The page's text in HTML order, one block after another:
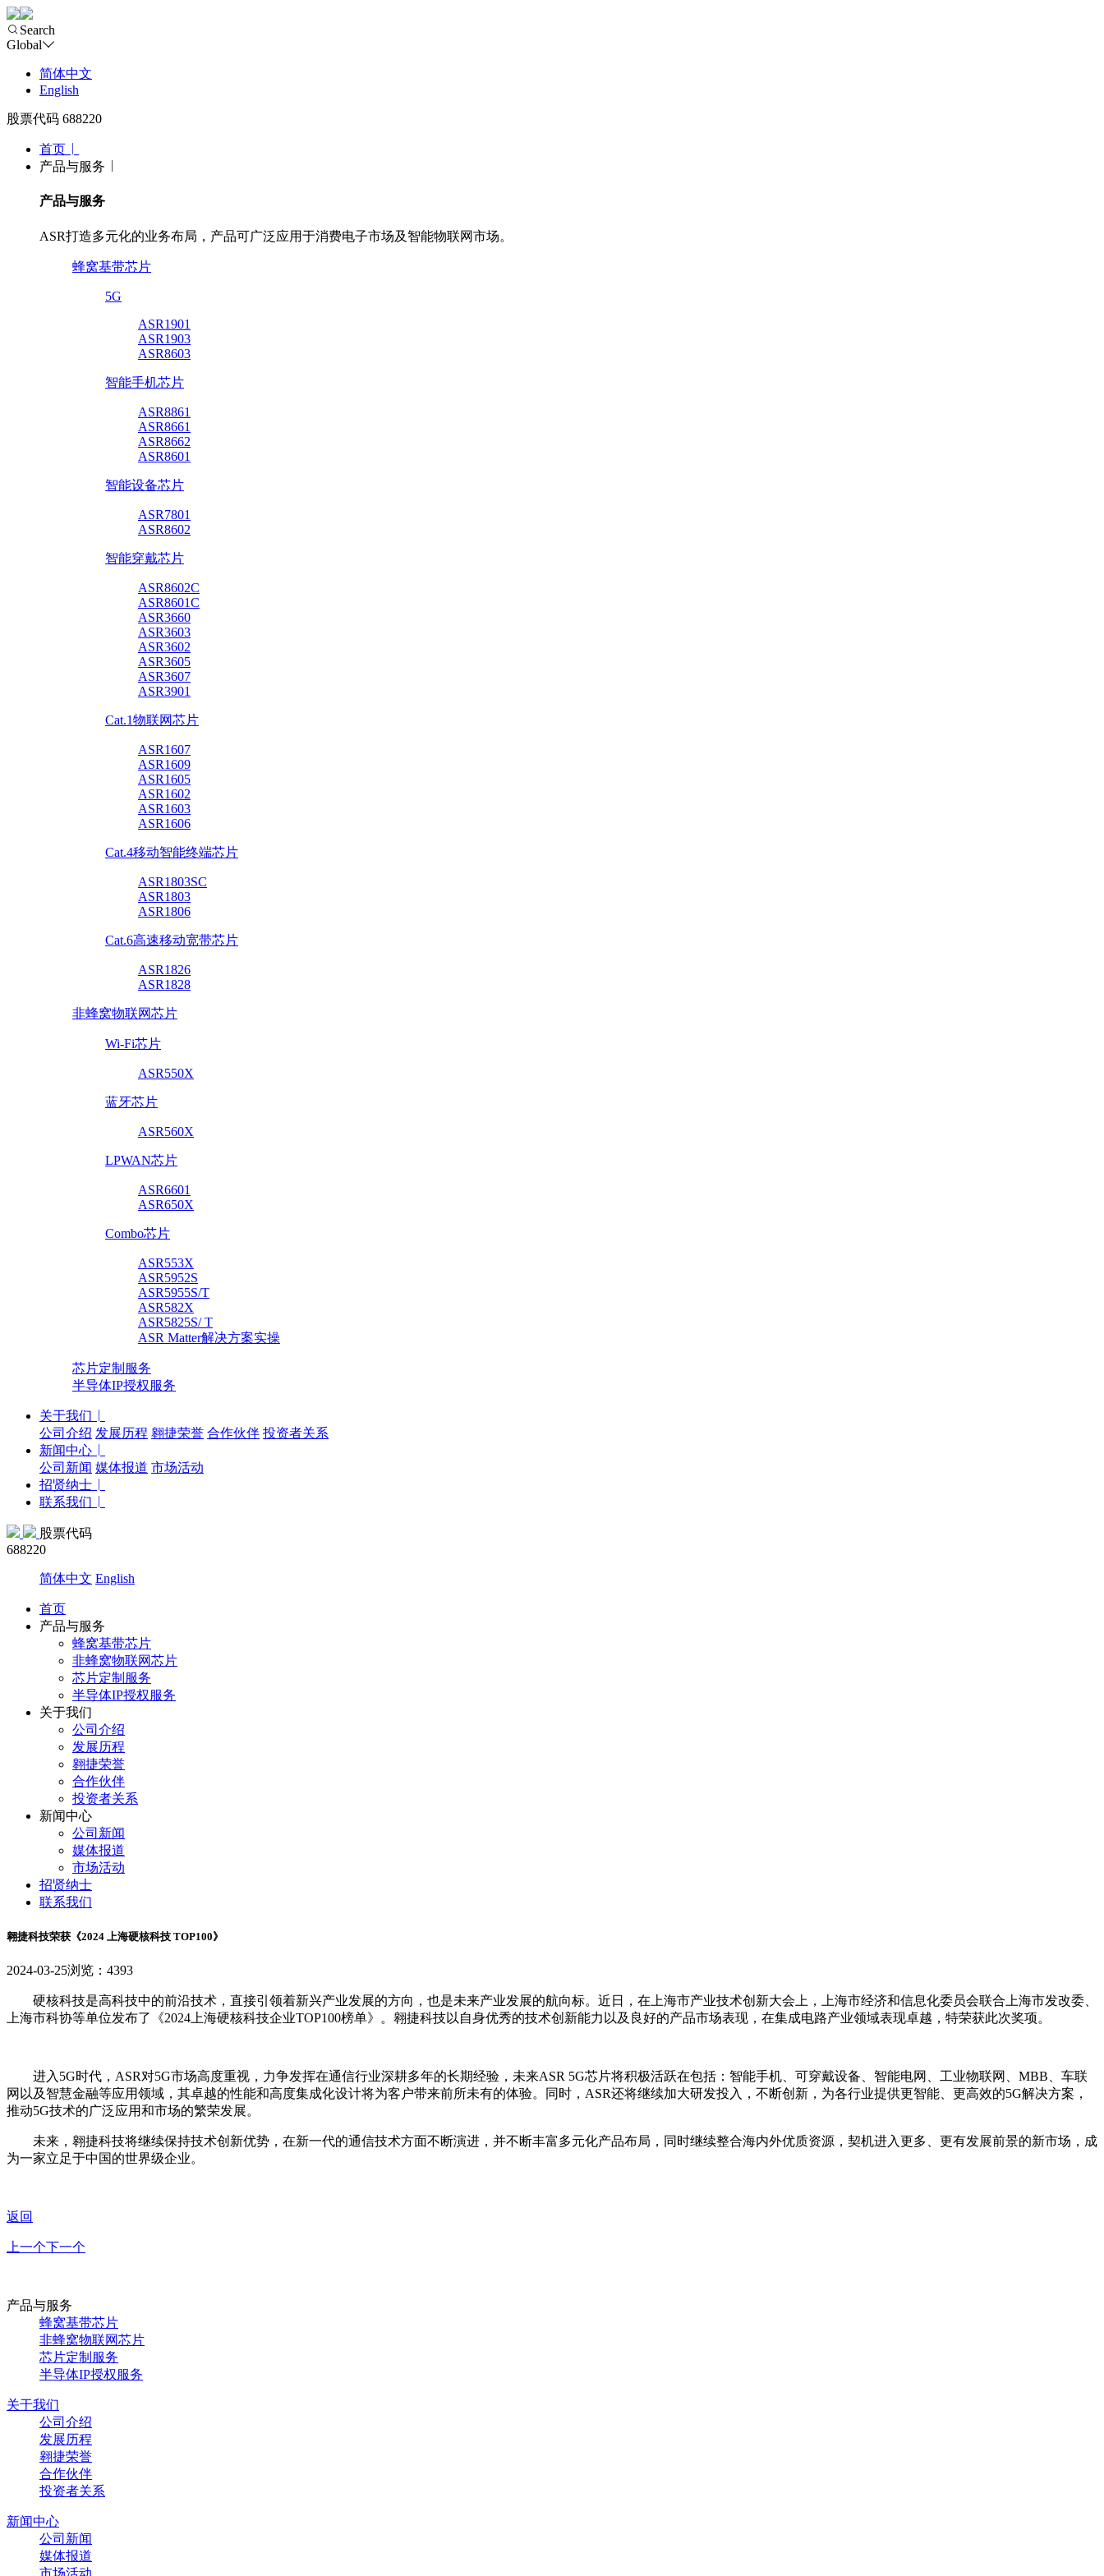
Search
Global
简体中文
English
股票代码 688220
首页
产品与服务
产品与服务
ASR打造多元化的业务布局，产品可广泛应用于消费电子市场及智能物联网市场。
蜂窝基带芯片
5G
ASR1901
ASR1903
ASR8603
智能手机芯片
ASR8861
ASR8661
ASR8662
ASR8601
智能设备芯片
ASR7801
ASR8602
智能穿戴芯片
ASR8602C
ASR8601C
ASR3660
ASR3603
ASR3602
ASR3605
ASR3607
ASR3901
Cat.1物联网芯片
ASR1607
ASR1609
ASR1605
ASR1602
ASR1603
ASR1606
Cat.4移动智能终端芯片
ASR1803SC
ASR1803
ASR1806
Cat.6高速移动宽带芯片
ASR1826
ASR1828
非蜂窝物联网芯片
Wi-Fi芯片
ASR550X
蓝牙芯片
ASR560X
LPWAN芯片
ASR6601
ASR650X
Combo芯片
ASR553X
ASR5952S
ASR5955S/T
ASR582X
ASR5825S/ T
ASR Matter解决方案实操
芯片定制服务
半导体IP授权服务
关于我们
公司介绍 发展历程 翱捷荣誉 合作伙伴 投资者关系
新闻中心
公司新闻 媒体报道 市场活动
招贤纳士
联系我们
股票代码
688220
简体中文 English
首页
产品与服务
蜂窝基带芯片
非蜂窝物联网芯片
芯片定制服务
半导体IP授权服务
关于我们
公司介绍
发展历程
翱捷荣誉
合作伙伴
投资者关系
新闻中心
公司新闻
媒体报道
市场活动
招贤纳士
联系我们
翱捷科技荣获《2024 上海硬核科技 TOP100》
2024-03-25浏览：4393
硬核科技是高科技中的前沿技术，直接引领着新兴产业发展的方向，也是未来产业发展的航向标。近日，在上海市产业技术创新大会上，上海市经济和信息化委员会联合上海市发改委、
上海市科协等单位发布了《2024上海硬核科技企业TOP100榜单》。翱捷科技以自身优秀的技术创新能力以及良好的产品市场表现，在集成电路产业领域表现卓越，特荣获此次奖项。
进入5G时代，ASR对5G市场高度重视，力争发挥在通信行业深耕多年的长期经验，未来ASR 5G芯片将积极活跃在包括：智能手机、可穿戴设备、智能电网、工业物联网、MBB、车联
网以及智慧金融等应用领域，其卓越的性能和高度集成化设计将为客户带来前所未有的体验。同时，ASR还将继续加大研发投入，不断创新，为各行业提供更智能、更高效的5G解决方案，
推动5G技术的广泛应用和市场的繁荣发展。
未来，翱捷科技将继续保持技术创新优势，在新一代的通信技术方面不断演进，并不断丰富多元化产品布局，同时继续整合海内外优质资源，契机进入更多、更有发展前景的新市场，成
为一家立足于中国的世界级企业。
返回
上一个下一个
产品与服务
蜂窝基带芯片
非蜂窝物联网芯片
芯片定制服务
半导体IP授权服务
关于我们
公司介绍
发展历程
翱捷荣誉
合作伙伴
投资者关系
新闻中心
公司新闻
媒体报道
市场活动